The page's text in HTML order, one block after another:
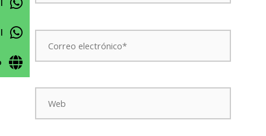
Correo
electrónico*
Web